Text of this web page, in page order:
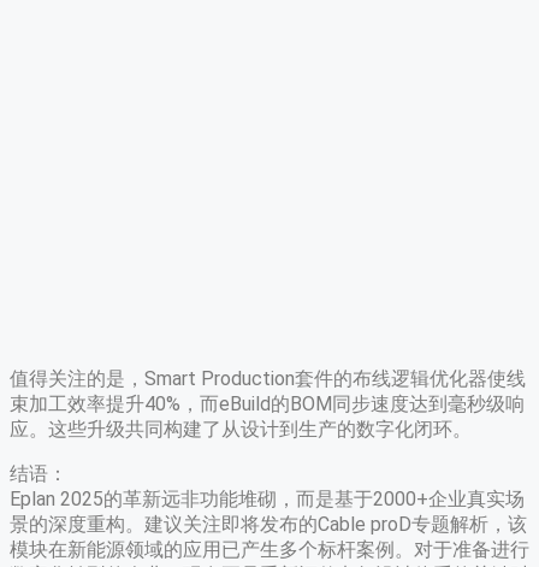
值得关注的是，Smart Production套件的布线逻辑优化器使线
束加工效率提升40%，而eBuild的BOM同步速度达到毫秒级响
应。这些升级共同构建了从设计到生产的数字化闭环。
结语：
Eplan 2025的革新远非功能堆砌，而是基于2000+企业真实场
景的深度重构。建议关注即将发布的Cable proD专题解析，该
模块在新能源领域的应用已产生多个标杆案例。对于准备进行